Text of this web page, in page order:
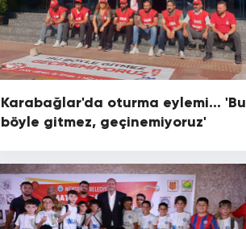
Karabağlar'da oturma eylemi... 'Bu
böyle gitmez, geçinemiyoruz'